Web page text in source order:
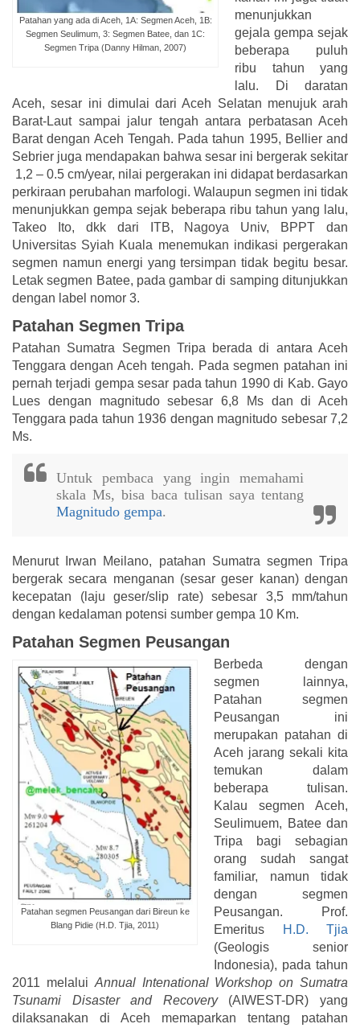
Patahan yang ada di Aceh, 1A: Segmen Aceh, 1B:
Segmen Seulimum, 3: Segmen Batee, dan 1C:
Segmen Tripa (Danny Hilman, 2007)
menunjukkan
gejala gempa sejak
beberapa puluh
ribu tahun yang
lalu. Di daratan
Aceh, sesar ini dimulai dari Aceh Selatan menujuk arah
Barat-Laut sampai jalur tengah antara perbatasan Aceh
Barat dengan Aceh Tengah. Pada tahun 1995, Bellier and
Sebrier juga mendapakan bahwa sesar ini bergerak sekitar
1,2 – 0.5 cm/year, nilai pergerakan ini didapat berdasarkan
perkiraan perubahan marfologi. Walaupun segmen ini tidak
menunjukkan gempa sejak beberapa ribu tahun yang lalu,
Takeo Ito, dkk dari ITB, Nagoya Univ, BPPT dan
Universitas Syiah Kuala menemukan indikasi pergerakan
segmen namun energi yang tersimpan tidak begitu besar.
Letak segmen Batee, pada gambar di samping ditunjukkan
dengan label nomor 3.
Patahan Segmen Tripa
Patahan Sumatra Segmen Tripa berada di antara Aceh
Tenggara dengan Aceh tengah. Pada segmen patahan ini
pernah terjadi gempa sesar pada tahun 1990 di Kab. Gayo
Lues dengan magnitudo sebesar 6,8 Ms dan di Aceh
Tenggara pada tahun 1936 dengan magnitudo sebesar 7,2
Ms.
Untuk pembaca yang ingin memahami
skala Ms, bisa baca tulisan saya tentang
Magnitudo gempa.
Menurut Irwan Meilano, patahan Sumatra segmen Tripa
bergerak secara menganan (sesar geser kanan) dengan
kecepatan (laju geser/slip rate) sebesar 3,5 mm/tahun
dengan kedalaman potensi sumber gempa 10 Km.
Patahan Segmen Peusangan
Patahan segmen Peusangan dari Bireun ke
Blang Pidie (H.D. Tjia, 2011)
Berbeda dengan
segmen lainnya,
Patahan segmen
Peusangan ini
merupakan patahan di
Aceh jarang sekali kita
temukan dalam
beberapa tulisan.
Kalau segmen Aceh,
Seulimuem, Batee dan
Tripa bagi sebagian
orang sudah sangat
familiar, namun tidak
dengan segmen
Peusangan. Prof.
Emeritus
H.D. Tjia
(Geologis senior
Indonesia), pada tahun
2011 melaluiAnnual Intenational Workshop on Sumatra
Tsunami Disaster and Recovery(AIWEST-DR) yang
dilaksanakan di Aceh memaparkan tentang patahan